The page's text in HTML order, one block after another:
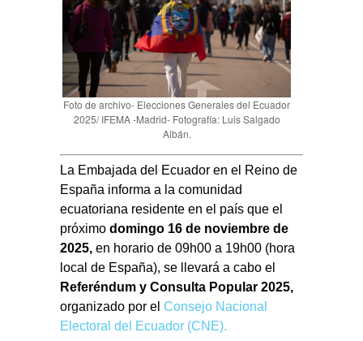
Foto de archivo- Elecciones Generales del Ecuador
2025/ IFEMA -Madrid- Fotografía: Luis Salgado
Albán.
La Embajada del Ecuador en el Reino de
España informa a la comunidad
ecuatoriana residente en el país que el
próximo domingo 16 de noviembre de
2025, en horario de 09h00 a 19h00 (hora
local de España), se llevará a cabo el
Referéndum y Consulta Popular 2025,
organizado por el Consejo Nacional
Electoral del Ecuador (CNE).